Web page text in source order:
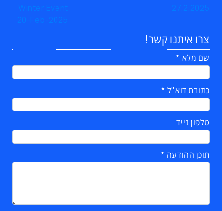
צרו איתנו קשר!
שם מלא
כתובת דוא"ל
טלפון נייד
תוכן ההודעה